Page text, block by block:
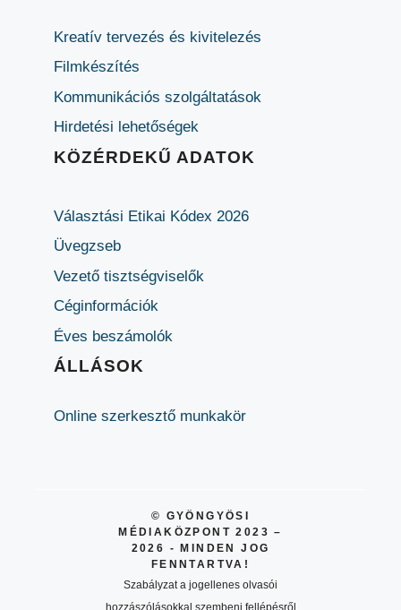
Kreatív tervezés és kivitelezés
Filmkészítés
Kommunikációs szolgáltatások
Hirdetési lehetőségek
KÖZÉRDEKŰ ADATOK
Választási Etikai Kódex 2026
Üvegzseb
Vezető tisztségviselők
Céginformációk
Éves beszámolók
ÁLLÁSOK
Online szerkesztő munkakör
© GYÖNGYÖSI
MÉDIAKÖZPONT 2023 –
2026 - MINDEN JOG
FENNTARTVA!
Szabályzat a jogellenes olvasói
hozzászólásokkal szembeni fellépésről